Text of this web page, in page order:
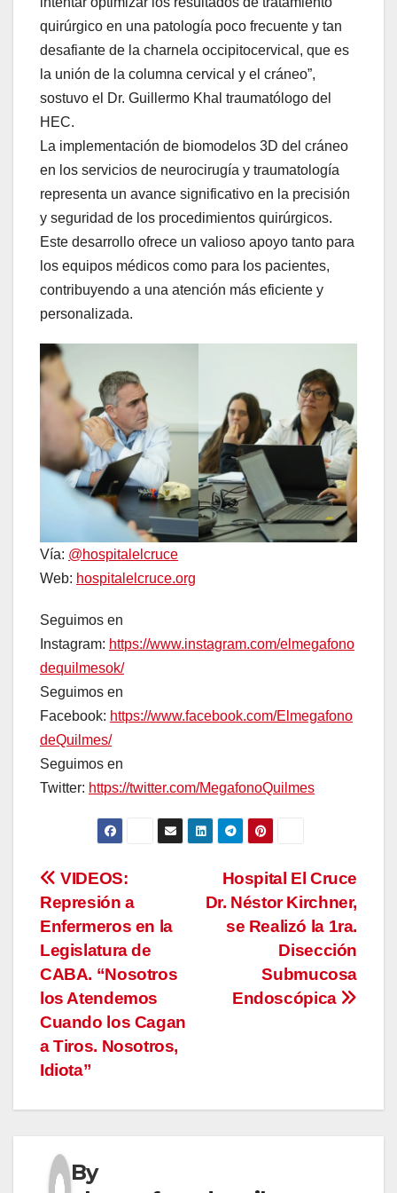
quirúrgico en una patología poco frecuente y tan
desafiante de la charnela occipitocervical, que es
la unión de la columna cervical y el cráneo”,
sostuvo el Dr. Guillermo Khal traumatólogo del
HEC.
La implementación de biomodelos 3D del cráneo
en los servicios de neurocirugía y traumatología
representa un avance significativo en la precisión
y seguridad de los procedimientos quirúrgicos.
Este desarrollo ofrece un valioso apoyo tanto para
los equipos médicos como para los pacientes,
contribuyendo a una atención más eficiente y
personalizada.
Vía: @hospitalelcruce
Web: hospitalelcruce.org
Seguimos en
Instagram: https://www.instagram.com/elmegafono
dequilmesok/
Seguimos en
Facebook: https://www.facebook.com/Elmegafono
deQuilmes/
Seguimos en
Twitter: https://twitter.com/MegafonoQuilmes
Navegación
de
entradas
Hospital El Cruce
Dr. Néstor Kirchner,
se Realizó la 1ra.
Disección
Submucosa
Endoscópica
VIDEOS:
Represión a
Enfermeros en la
Legislatura de
CABA. “Nosotros
los Atendemos
Cuando los Cagan
a Tiros. Nosotros,
Idiota”
By